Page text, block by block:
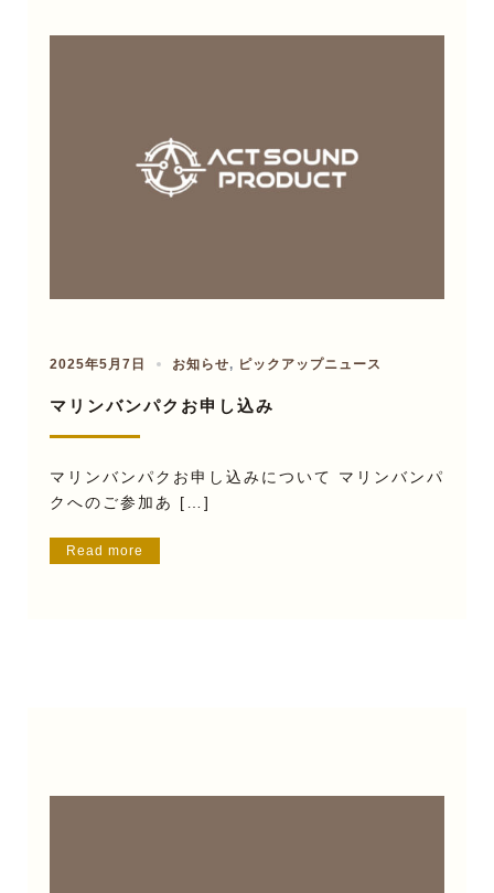
2025年5月7日 お知らせ, ピックアップニュース
マリンバンパクお申し込み
マリンバンパクお申し込みについて マリンバンパ
クへのご参加あ […]
Read more